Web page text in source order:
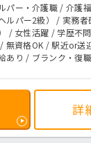
パー・介護職 / 介護
ヘルパー2級） / 実務
/ 女性活躍 / 学歴不
/ 無資格OK / 駅近or送
あり / ブランク・復
詳